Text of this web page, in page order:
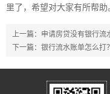
里了，希望对大家有所帮助。
上一篇： 申请房贷没有银行流
下一篇： 银行流水账单怎么打